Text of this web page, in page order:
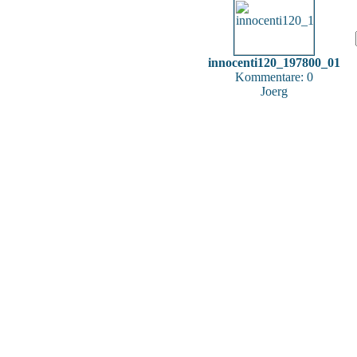
innocenti120_197800_01
Kommentare: 0
Joerg